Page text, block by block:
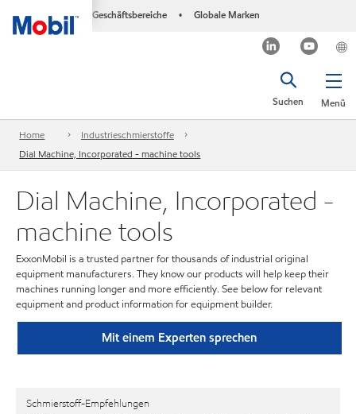
Geschäftsbereiche • Globale Marken
Menü
Suchen
Home
Industrieschmierstoffe
Dial Machine, Incorporated - machine tools
Dial Machine, Incorporated -
machine tools
ExxonMobil is a trusted partner for thousands of industrial original
equipment manufacturers. They know our products will help keep their
machines running longer and more efficiently. See below for relevant
equipment and product information for equipment builder.
Mit einem Experten sprechen
Schmierstoff-Empfehlungen